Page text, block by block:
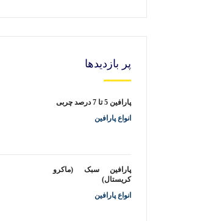
پر بازدیدها
پارافین 5 تا 7 درصد چربی
انواع پارافین
پارافین سبک (ماکرو
کریستال)
انواع پارافین